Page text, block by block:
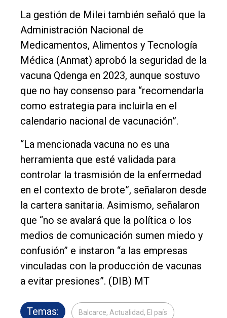
La gestión de Milei también señaló que la
Administración Nacional de
Medicamentos, Alimentos y Tecnología
Médica (Anmat) aprobó la seguridad de la
vacuna Qdenga en 2023, aunque sostuvo
que no hay consenso para “recomendarla
como estrategia para incluirla en el
calendario nacional de vacunación”.
“La mencionada vacuna no es una
herramienta que esté validada para
controlar la trasmisión de la enfermedad
en el contexto de brote”, señalaron desde
la cartera sanitaria. Asimismo, señalaron
que “no se avalará que la política o los
medios de comunicación sumen miedo y
confusión” e instaron “a las empresas
vinculadas con la producción de vacunas
a evitar presiones”. (DIB) MT
Temas: Balcarce, Actualidad, El país